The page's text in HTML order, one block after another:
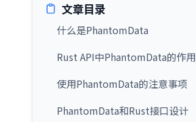
文章目录
什么是PhantomData
Rust API中PhantomData的作用
使用PhantomData的注意事项
PhantomData和Rust接口设计